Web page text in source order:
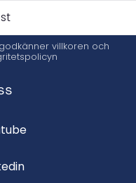
villkoren och